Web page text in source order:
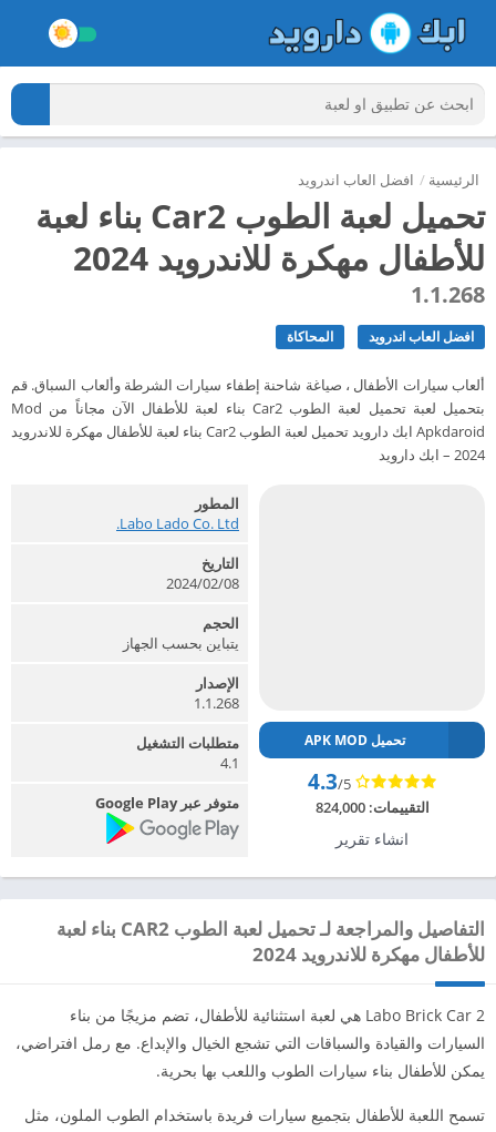
الرئيسية / افضل العاب اندرويد
تحميل لعبة الطوب Car2 بناء لعبة
للأطفال مهكرة للاندرويد 2024
1.1.268
افضل العاب اندرويد المحاكاة
ألعاب سيارات الأطفال ، صياغة شاحنة إطفاء سيارات الشرطة وألعاب السباق. قم
بتحميل لعبة تحميل لعبة الطوب Car2 بناء لعبة للأطفال الآن مجاناً من Mod
Apkdaroid ابك دارويد تحميل لعبة الطوب Car2 بناء لعبة للأطفال مهكرة للاندرويد
2024 – ابك دارويد
تحميل APK MOD
4.3/5
التقييمات:824,000
انشاء تقرير
المطور
Labo Lado Co. Ltd.‏
التاريخ
2024/02/08
الحجم
يتباين بحسب الجهاز
الإصدار
1.1.268
متطلبات التشغيل
4.1
متوفر عبر Google Play
التفاصيل والمراجعة لـ تحميل لعبة الطوب CAR2 بناء لعبة
للأطفال مهكرة للاندرويد 2024
Labo Brick Car 2 هي لعبة استثنائية للأطفال، تضم مزيجًا من بناء
السيارات والقيادة والسباقات التي تشجع الخيال والإبداع. مع رمل افتراضي،
يمكن للأطفال بناء سيارات الطوب واللعب بها بحرية.
تسمح اللعبة للأطفال بتجميع سيارات فريدة باستخدام الطوب الملون، مثل